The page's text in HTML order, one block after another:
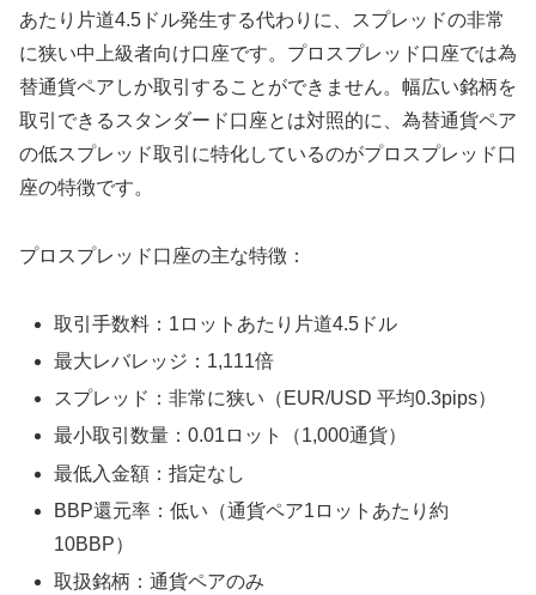
あたり片道4.5ドル発生する代わりに、スプレッドの非常
に狭い中上級者向け口座です。プロスプレッド口座では為
替通貨ペアしか取引することができません。幅広い銘柄を
取引できるスタンダード口座とは対照的に、為替通貨ペア
の低スプレッド取引に特化しているのがプロスプレッド口
座の特徴です。
プロスプレッド口座の主な特徴：
取引手数料：1ロットあたり片道4.5ドル
最大レバレッジ：1,111倍
スプレッド：非常に狭い（EUR/USD 平均0.3pips）
最小取引数量：0.01ロット（1,000通貨）
最低入金額：指定なし
BBP還元率：低い（通貨ペア1ロットあたり約
10BBP）
取扱銘柄：通貨ペアのみ